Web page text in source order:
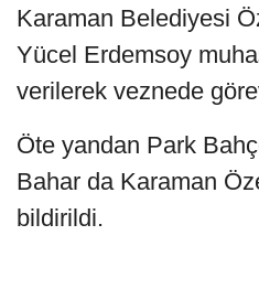
Karaman Belediyesi
Yücel Erdemsoy
verilerek veznede
Öte yandan Park
Bahar da Karaman
bildirildi.